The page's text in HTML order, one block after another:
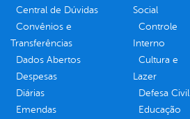
Central de Dúvidas
Convênios e
Transferências
Dados Abertos
Despesas
Diárias
Emendas
Social
Controle
Interno
Cultura e
Lazer
Defesa Civil
Educação